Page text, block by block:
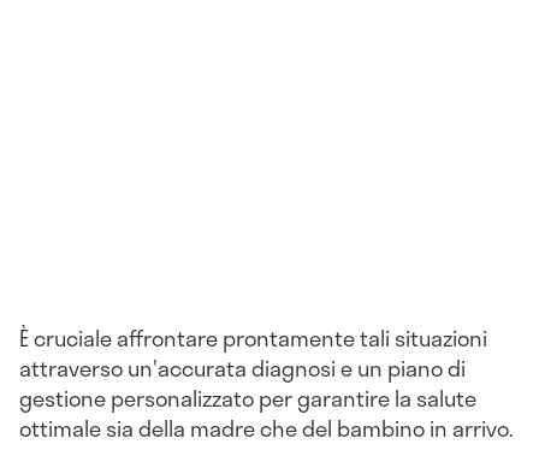
È cruciale affrontare prontamente tali situazioni
attraverso un'accurata diagnosi e un piano di
gestione personalizzato per garantire la salute
ottimale sia della madre che del bambino in arrivo.